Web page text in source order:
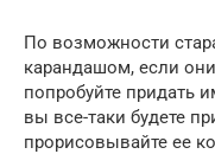
По возможности
карандашом, если
попробуйте придать
вы все-таки будете
прорисовывайте ее